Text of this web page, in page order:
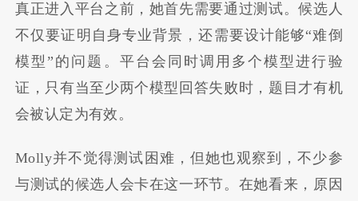
真正进入平台之前，她首先需要通过测试。候选人
不仅要证明自身专业背景，还需要设计能够“难倒
模型”的问题。平台会同时调用多个模型进行验
证，只有当至少两个模型回答失败时，题目才有机
会被认定为有效。
Molly并不觉得测试困难，但她也观察到，不少参
与测试的候选人会卡在这一环节。在她看来，原因